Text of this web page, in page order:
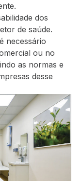
dos
de saúde.
necessário
ou no
as normas e
desse